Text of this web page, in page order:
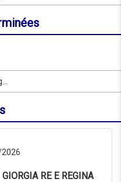
2026
RE E REGINA